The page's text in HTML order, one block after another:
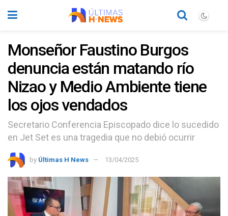
Monseñor Faustino Burgos
denuncia están matando río
Nizao y Medio Ambiente tiene
los ojos vendados
Secretario Conferencia Episcopado dice lo sucedido
en Jet Set es una tragedia que no debió ocurrir
by Últimas H News 13/04/2025